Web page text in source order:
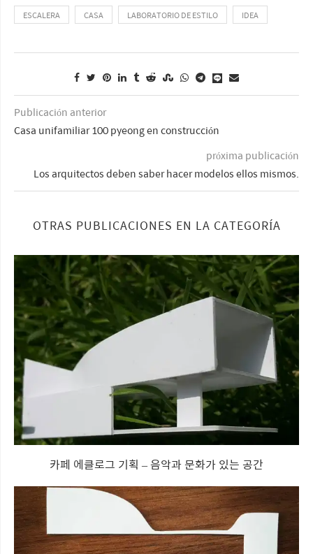
ESCALERA CASA LABORATORIO DE ESTILO IDEA
Publicación anterior
Casa unifamiliar 100 pyeong en construcción
próxima publicación
Los arquitectos deben saber hacer modelos ellos mismos.
OTRAS PUBLICACIONES EN LA CATEGORÍA
카페 에클로그 기획 – 음악과 문화가 있는 공간